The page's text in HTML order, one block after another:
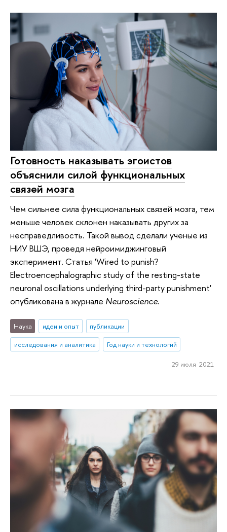
Готовность наказывать эгоистов
объяснили силой функциональных
связей мозга
Чем сильнее сила функциональных связей мозга, тем
меньше человек склонен наказывать других за
несправедливость. Такой вывод сделали ученые из
НИУ ВШЭ, проведя нейроимиджинговый
эксперимент. Статья 'Wired to punish?
Electroencephalographic study of the resting-state
neuronal oscillations underlying third-party punishment'
опубликована в журнале Neuroscience.
Наука идеи и опыт
публикации
исследования и аналитика
Год науки и технологий
29 июля 2021